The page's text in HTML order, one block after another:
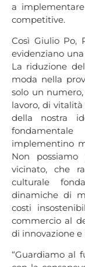
a
competitive.
Così Giulio Po,
evidenziano
La riduzione
moda nella
solo un
lavoro, di
della nostra
implementino
Non
vicinato, che
culturale
dinamiche di
costi
commercio al
di innovazione e
“Guardiamo al